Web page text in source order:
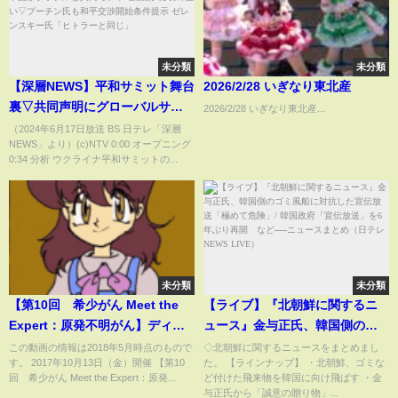
未分類
【深層NEWS】平和サミット舞台
裏▽共同声明にグローバルサウ
ス賛同せず その背景▽中国がブ
ラジルと共同で和平“独自案”発
表の狙い▽プーチン氏も和平交
渉開始条件提示 ゼレンスキー氏
「ヒトラーと同じ」
（2024年6月17日放送 BS 日テレ「深層
NEWS」より）(c)NTV 0:00 オープニング
0:34 分析 ウクライナ平和サミットの...
未分類
2026/2/28 いぎなり東北産
2026/2/28 いぎなり東北産...
未分類
【第10回 希少がん Meet the
Expert：原発不明がん】ディス
カッション【国立がん研究セン
ター希少がんセンター】
この動画の情報は2018年5月時点のもので
す。 2017年10月13日（金）開催 【第10
回 希少がん Meet the Expert：原発...
未分類
【ライブ】『北朝鮮に関するニ
ュース』金与正氏、韓国側のゴ
ミ風船に対抗した宣伝放送「極
めて危険」/ 韓国政府「宣伝放
送」を6年ぶり再開 など──ニ
◇北朝鮮に関するニュースをまとめまし
た。 【ラインナップ】 ・北朝鮮、ゴミな
ど付けた飛来物を韓国に向け飛ばす ・金
与正氏から「誠意の贈り物」...